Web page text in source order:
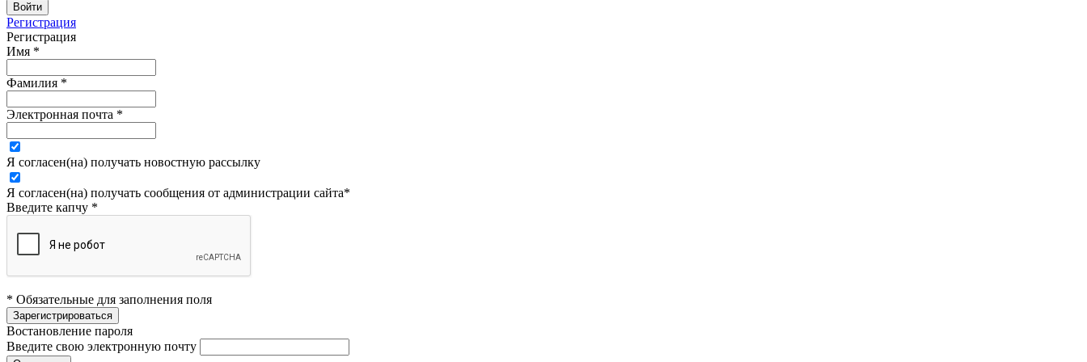
Регистрация
Регистрация
Имя *
Фамилия *
Электронная почта *
Я согласен(на) получать новостную рассылку
Я согласен(на) получать сообщения от администрации сайта*
Введите капчу *
* Обязательные для заполнения поля
Востановление пароля
Введите свою электронную почту